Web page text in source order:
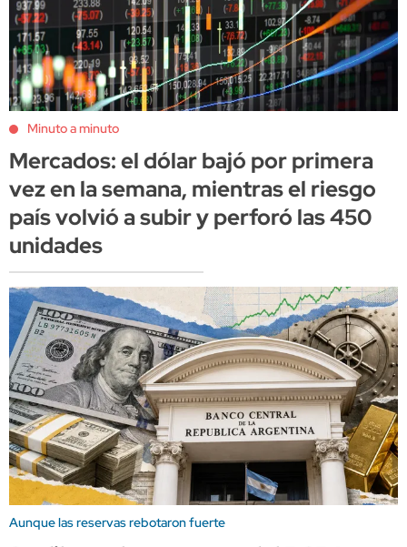
Minuto a minuto
Mercados: el dólar bajó por primera
vez en la semana, mientras el riesgo
país volvió a subir y perforó las 450
unidades
Aunque las reservas rebotaron fuerte